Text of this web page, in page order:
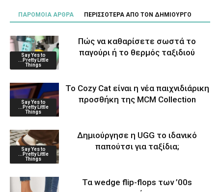
ΠΑΡΟΜΟΙΑ ΑΡΘΡΑ ΠΕΡΙΣΣΟΤΕΡΑ ΑΠΟ ΤΟΝ ΔΗΜΙΟΥΡΓΟ
Say Yes to
...Pretty Little
Things
Πώς να καθαρίσετε σωστά το
παγούρι ή το θερμός ταξιδιού
Say Yes to
...Pretty Little
Things
Το Cozy Cat είναι η νέα παιχνιδιάρικη
προσθήκη της MCM Collection
Say Yes to
...Pretty Little
Things
Δημιούργησε η UGG το ιδανικό
παπούτσι για ταξίδια;
Τα wedge flip-flops των ’00s